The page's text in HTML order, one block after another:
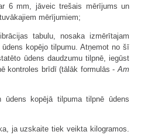
6 mm, jāveic trešais mērījums un
mērījumiem;
tabulu, nosaka izmērītajam
kopējo tilpumu. Atņemot no šī
ūdens daudzumu tilpnē, iegūst
kontroles brīdī (tālāk formulās -Am
kopējā tilpuma tilpnē ūdens
ja uzskaite tiek veikta kilogramos.